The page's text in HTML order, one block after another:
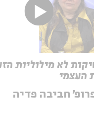
לא מילוליות
העצמי
חביבה פדיה